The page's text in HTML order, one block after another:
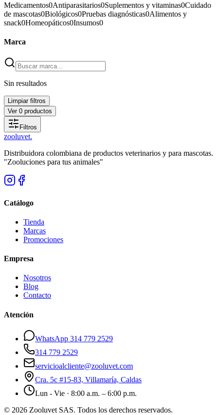
Medicamentos0Antiparasitarios0Suplementos y vitaminas0Cuidado
de mascotas0Biológicos0Pruebas diagnósticas0Alimentos y
snack0Homeopáticos0Insumos0
Marca
Sin resultados
Limpiar filtros
Ver 0 productos
Filtros
zooluvet.
Distribuidora colombiana de productos veterinarios y para mascotas.
"Zooluciones para tus animales"
Catálogo
Tienda
Marcas
Promociones
Empresa
Nosotros
Blog
Contacto
Atención
WhatsApp 314 779 2529
314 779 2529
servicioalcliente@zooluvet.com
Cra. 5c #15-83, Villamaría, Caldas
Lun - Vie · 8:00 a.m. – 6:00 p.m.
© 2026 Zooluvet SAS. Todos los derechos reservados.